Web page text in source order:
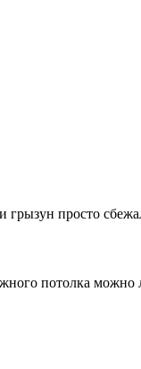
грызун просто
потолка